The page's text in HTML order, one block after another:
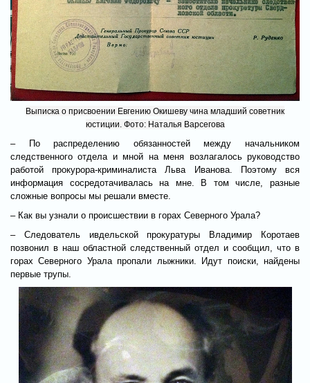
Выписка о присвоении Евгению Окишеву чина младший советник
юстиции. Фото: Наталья Варсегова
– По распределению обязанностей между начальником
следственного отдела и мной на меня возлагалось руководство
работой прокурора-криминалиста Льва Иванова. Поэтому вся
информация сосредотачивалась на мне. В том числе, разные
сложные вопросы мы решали вместе.
– Как вы узнали о происшествии в горах Северного Урала?
– Следователь ивдельской прокуратуры Владимир Коротаев
позвонил в наш областной следственный отдел и сообщил, что в
горах Северного Урала пропали лыжники. Идут поиски, найдены
первые трупы.